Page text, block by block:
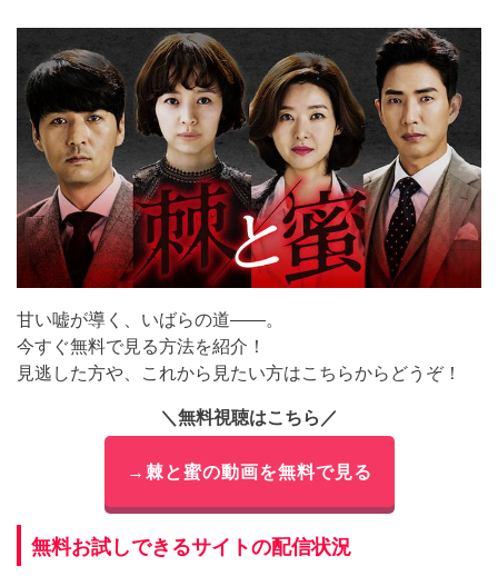
甘い嘘が導く、いばらの道――。
今すぐ無料で見る方法を紹介！
見逃した方や、これから見たい方はこちらからどうぞ！
＼無料視聴はこちら／
→棘と蜜の動画を無料で見る
無料お試しできるサイトの配信状況